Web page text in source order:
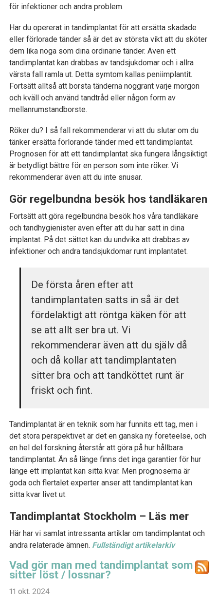
för infektioner och andra problem.
Har du opererat in tandimplantat för att ersätta skadade
eller förlorade tänder så är det av största vikt att du sköter
dem lika noga som dina ordinarie tänder. Även ett
tandimplantat kan drabbas av tandsjukdomar och i allra
värsta fall ramla ut. Detta symtom kallas peniimplantit.
Fortsätt alltså att borsta tänderna noggrant varje morgon
och kväll och använd tandtråd eller någon form av
mellanrumstandborste.
Röker du? I så fall rekommenderar vi att du slutar om du
tänker ersätta förlorande tänder med ett tandimplantat.
Prognosen för att ett tandimplantat ska fungera långsiktigt
är betydligt bättre för en person som inte röker. Vi
rekommenderar även att du inte snusar.
Gör regelbundna besök hos tandläkaren
Fortsätt att göra regelbundna besök hos våra tandläkare
och tandhygienister även efter att du har satt in dina
implantat. På det sättet kan du undvika att drabbas av
infektioner och andra tandsjukdomar runt implantatet.
De första åren efter att
tandimplantaten satts in så är det
fördelaktigt att röntga käken för att
se att allt ser bra ut. Vi
rekommenderar även att du själv då
och då kollar att tandimplantaten
sitter bra och att tandköttet runt är
friskt och fint.
Tandimplantat är en teknik som har funnits ett tag, men i
det stora perspektivet är det en ganska ny företeelse, och
en hel del forskning återstår att göra på hur hållbara
tandimplantat. Än så länge finns det inga garantier för hur
länge ett implantat kan sitta kvar. Men prognoserna är
goda och flertalet experter anser att tandimplantat kan
sitta kvar livet ut.
Tandimplantat Stockholm – Läs mer
Här har vi samlat intressanta artiklar om tandimplantat och
andra relaterade ämnen. Fullständigt artikelarkiv
Vad gör man med tandimplantat som
sitter löst / lossnar?
11 okt. 2024